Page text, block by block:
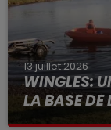
13 juillet 2026
WINGLES:
LA BASE DE
La victime a